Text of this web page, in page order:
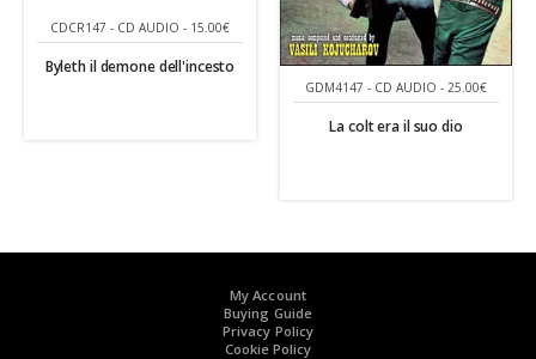
CDCR147 - CD AUDIO - 15.00€
Byleth il demone dell'incesto
GDM4147 - CD AUDIO - 25.00€
La colt era il suo dio
My Account
Buying Guide
Privacy Policy
Cookie Policy